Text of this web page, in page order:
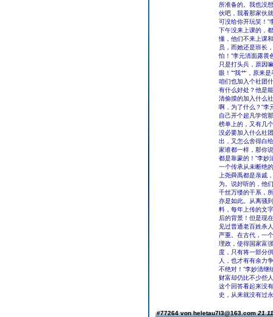
所准备的。我也没
伙吧，我看那家伙
可没给你开玩笑！”
下午没来上课的，
懂，他们不来上课
员，而她还是班长
怕！”李元清面露畏
只是打头兵，原因
眼！”“我艹，原来
咱们也加入个社团
有什么好处？他是
清偷摸的加入什么
啊，为了什么？”李
自己开个超凡学馆
榜单上的，又有几
没必要加入什么社
出，又怎么舍得白
家谁都一样，那你
都是靠蒙的！”李妙
一个传承从未断绝
上尧舜禹都是亲戚
为。说好听的，他
千丝万缕的干系，
亦是如此。从离骚
料，每年上传的文
后的背景！但是现
见过普通老百姓杀
严重。在古代，一
理政，使得国家富
度，只有将一部分
人，也才有有余力
不绝对！”李妙清继
财富却仍比不少些
这个回答看起来没
史，从来就没有过
#77264 von heletau7l3@163.com